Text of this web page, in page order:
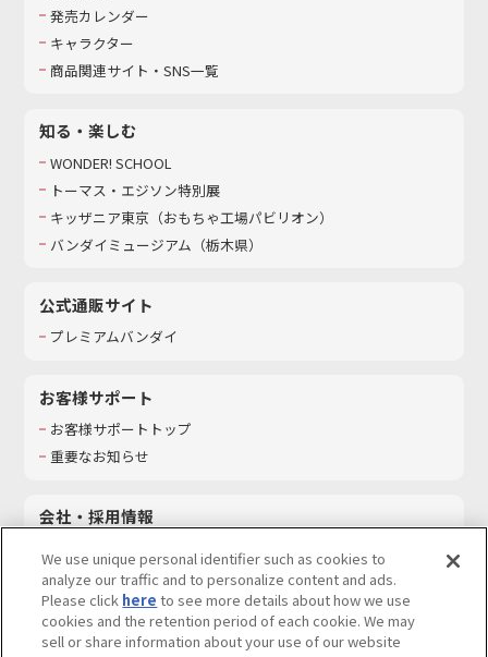
発売カレンダー
キャラクター
商品関連サイト・SNS一覧
知る・楽しむ
WONDER! SCHOOL
トーマス・エジソン特別展
キッザニア東京（おもちゃ工場パビリオン）​
バンダイミュージアム（栃木県）
公式通販サイト
プレミアムバンダイ
お客様サポート
お客様サポートトップ
重要なお知らせ
会社・採用情報
採用情報
サステナビリティ
お問い合わせ
We use unique personal identifier such as cookies to
analyze our traffic and to personalize content and ads.
Please click here to see more details about how we use
cookies and the retention period of each cookie. We may
sell or share information about your use of our website